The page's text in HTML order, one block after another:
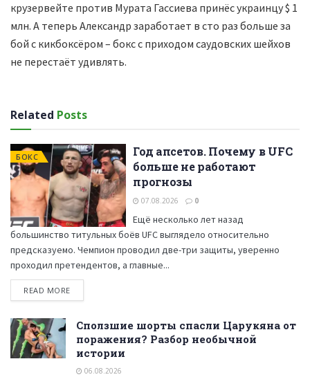
крузервейте против Мурата Гассиева принёс украинцу $ 1
млн. А теперь Александр заработает в сто раз больше за
бой с кикбоксёром – бокс с приходом саудовских шейхов
не перестаёт удивлять.
Related Posts
БОКС
Год апсетов. Почему в UFC
больше не работают
прогнозы
07.08.2026 0
Ещё несколько лет назад
большинство титульных боёв UFC выглядело относительно
предсказуемо. Чемпион проводил две-три защиты, уверенно
проходил претендентов, а главные...
READ MORE
Сползшие шорты спасли Царукяна от
поражения? Разбор необычной
истории
06.08.2026